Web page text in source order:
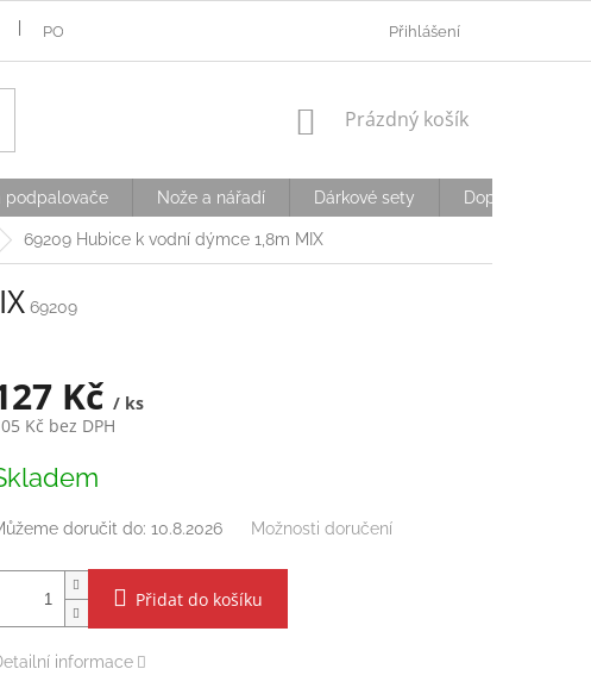
PODMÍNKY OCHRANY OSOBNÍCH ÚDAJŮ OVĚŘOVÁNÍ VĚKU
Přihlášení
NÁKUPNÍ
Prázdný košík
podpalovače Nože a nářadí Dárkové sety Doplňky
69209 Hubice k vodní dýmce 1,8m MIX
69209
Kč / ks
Kč bez DPH
doručit do: 10.8.2026 Možnosti doručení
Přidat do košíku
informace